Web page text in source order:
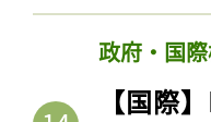
政府・国
【国際